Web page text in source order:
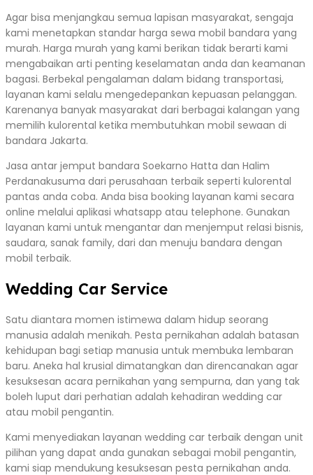
Agar bisa menjangkau semua lapisan masyarakat, sengaja
kami menetapkan standar harga sewa mobil bandara yang
murah. Harga murah yang kami berikan tidak berarti kami
mengabaikan arti penting keselamatan anda dan keamanan
bagasi. Berbekal pengalaman dalam bidang transportasi,
layanan kami selalu mengedepankan kepuasan pelanggan.
Karenanya banyak masyarakat dari berbagai kalangan yang
memilih kulorental ketika membutuhkan mobil sewaan di
bandara Jakarta.
Jasa antar jemput bandara Soekarno Hatta dan Halim
Perdanakusuma dari perusahaan terbaik seperti kulorental
pantas anda coba. Anda bisa booking layanan kami secara
online melalui aplikasi whatsapp atau telephone. Gunakan
layanan kami untuk mengantar dan menjemput relasi bisnis,
saudara, sanak family, dari dan menuju bandara dengan
mobil terbaik.
Wedding Car Service
Satu diantara momen istimewa dalam hidup seorang
manusia adalah menikah. Pesta pernikahan adalah batasan
kehidupan bagi setiap manusia untuk membuka lembaran
baru. Aneka hal krusial dimatangkan dan direncanakan agar
kesuksesan acara pernikahan yang sempurna, dan yang tak
boleh luput dari perhatian adalah kehadiran wedding car
atau mobil pengantin.
Kami menyediakan layanan wedding car terbaik dengan unit
pilihan yang dapat anda gunakan sebagai mobil pengantin,
kami siap mendukung kesuksesan pesta pernikahan anda.